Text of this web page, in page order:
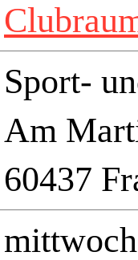
Sport-
Am
60437